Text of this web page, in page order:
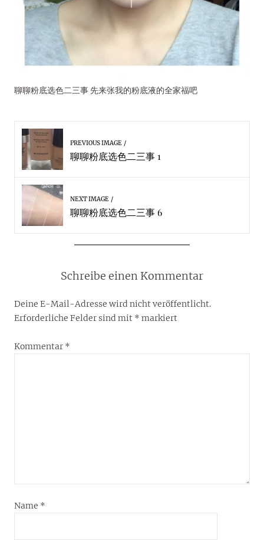
聊聊粉底选色二三事 先来张我的粉底液的全家福吧
PREVIOUS IMAGE
聊聊粉底选色二三事 1
NEXT IMAGE
聊聊粉底选色二三事 6
Schreibe einen Kommentar
Deine E-Mail-Adresse wird nicht veröffentlicht.
Erforderliche Felder sind mit * markiert
Kommentar *
Name *